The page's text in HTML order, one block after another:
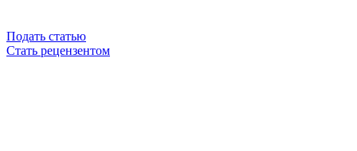
Подать статью
Стать рецензентом